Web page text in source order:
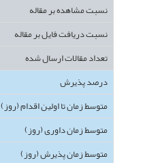
نسبت مشاهده بر مقاله
نسبت دریافت فایل بر مقاله
تعداد مقالات ارسال شده
درصد پذیرش
متوسط زمان تا اولین اقدام (روز)
متوسط زمان داوری (روز)
متوسط زمان پذیرش (روز)